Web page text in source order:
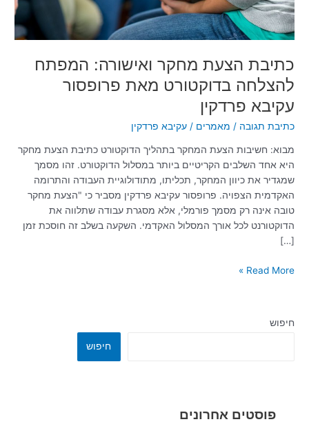
כתיבת הצעת מחקר ואישורה: המפתח
להצלחה בדוקטורט מאת פרופסור
עקיבא פרדקין
כתיבת תגובה / מאמרים /עקיבא פרדקין
מבוא: חשיבות הצעת המחקר בתהליך הדוקטורט כתיבת הצעת מחקר
היא אחד השלבים הקריטיים ביותר במסלול הדוקטורט. זהו מסמך
שמגדיר את כיוון המחקר, תכליתו, מתודולוגיית העבודה והתרומה
האקדמית הצפויה. פרופסור עקיבא פרדקין מסביר כי "הצעת מחקר
טובה אינה רק מסמך פורמלי, אלא מסגרת עבודה שתלווה את
הדוקטורנט לכל אורך המסלול האקדמי. השקעה בשלב זה חוסכת זמן
[…]
פרופסור
עקיבא
פרדקין
Read More »
חיפוש
חיפוש
פוסטים אחרונים